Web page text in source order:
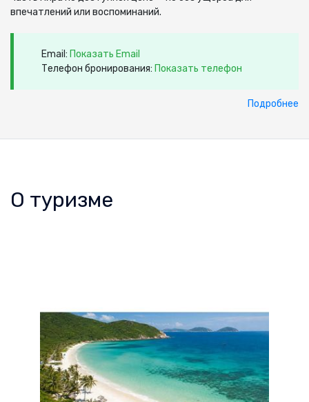
впечатлений или воспоминаний.
Email: Показать Email
Телефон бронирования: Показать телефон
Подробнее
О туризме